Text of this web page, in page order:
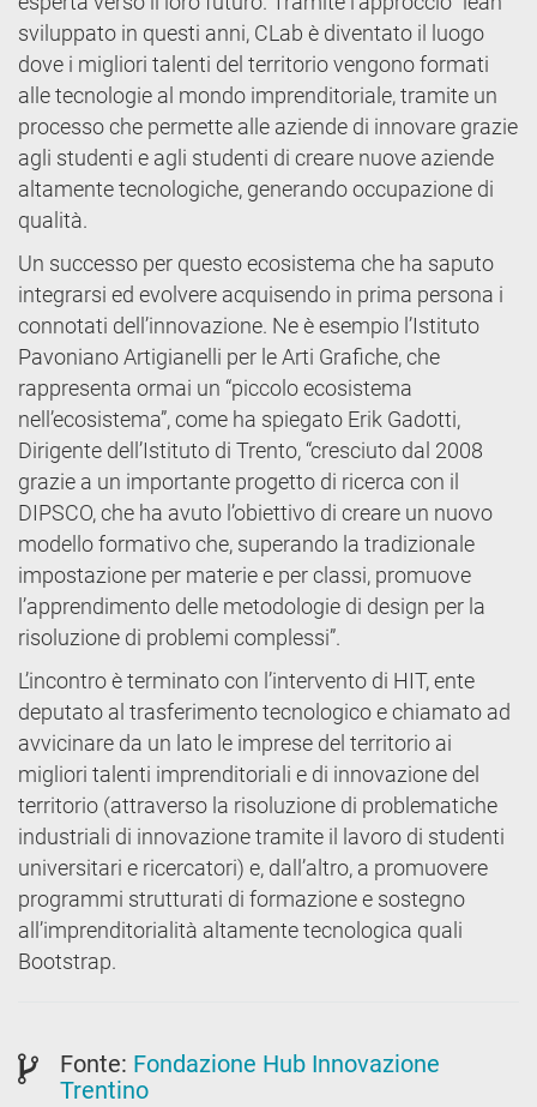
sviluppato in questi anni, CLab è diventato il luogo
dove i migliori talenti del territorio vengono formati
alle tecnologie al mondo imprenditoriale, tramite un
processo che permette alle aziende di innovare grazie
agli studenti e agli studenti di creare nuove aziende
altamente tecnologiche, generando occupazione di
qualità.
Un successo per questo ecosistema che ha saputo
integrarsi ed evolvere acquisendo in prima persona i
connotati dell’innovazione. Ne è esempio l’Istituto
Pavoniano Artigianelli per le Arti Grafiche, che
rappresenta ormai un “piccolo ecosistema
nell’ecosistema”, come ha spiegato Erik Gadotti,
Dirigente dell’Istituto di Trento, “cresciuto dal 2008
grazie a un importante progetto di ricerca con il
DIPSCO, che ha avuto l’obiettivo di creare un nuovo
modello formativo che, superando la tradizionale
impostazione per materie e per classi, promuove
l’apprendimento delle metodologie di design per la
risoluzione di problemi complessi”.
L’incontro è terminato con l’intervento di HIT, ente
deputato al trasferimento tecnologico e chiamato ad
avvicinare da un lato le imprese del territorio ai
migliori talenti imprenditoriali e di innovazione del
territorio (attraverso la risoluzione di problematiche
industriali di innovazione tramite il lavoro di studenti
universitari e ricercatori) e, dall’altro, a promuovere
programmi strutturati di formazione e sostegno
all’imprenditorialità altamente tecnologica quali
Bootstrap.
Fonte: Fondazione Hub Innovazione
Trentino